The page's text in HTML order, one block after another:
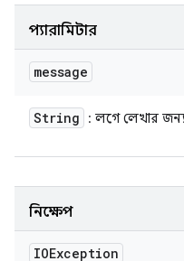
প্যারামিটার
message
String : লগে লেখার জন্য
নিক্ষেপ
IOException